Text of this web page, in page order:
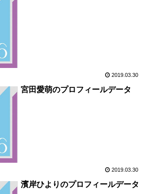
2019.03.30
宮田愛萌のプロフィールデータ
2019.03.30
濱岸ひよりのプロフィールデータ